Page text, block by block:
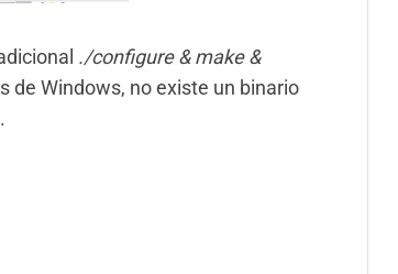
./configure & make &
de Windows, no existe un binario